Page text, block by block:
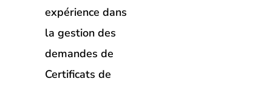
expérience dans
la gestion des
demandes de
Certificats de